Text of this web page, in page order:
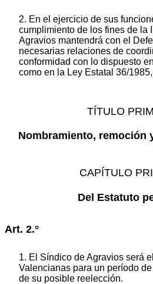
2. En el ejercicio de sus
cumplimiento de los fines de la
Agravios mantendrá con el
necesarias relaciones de
conformidad con lo dispuesto
como en la Ley Estatal 36/
TÍTULO
Nombramiento, remoción
CAPÍTULO
Del Estatuto
Art. 2.°
1. El Síndico de Agravios será
Valencianas para un período
de su posible reelección.